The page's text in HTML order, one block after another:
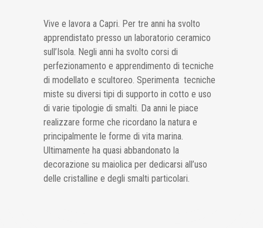
Vive e lavora a Capri. Per tre anni ha svolto
apprendistato presso un laboratorio ceramico
sull’Isola. Negli anni ha svolto corsi di
perfezionamento e apprendimento di tecniche
di modellato e scultoreo. Sperimenta tecniche
miste su diversi tipi di supporto in cotto e uso
di varie tipologie di smalti. Da anni le piace
realizzare forme che ricordano la natura e
principalmente le forme di vita marina.
Ultimamente ha quasi abbandonato la
decorazione su maiolica per dedicarsi all’uso
delle cristalline e degli smalti particolari.